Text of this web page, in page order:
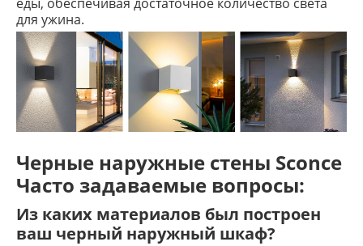
для ужина.
Черные наружные стены Sconce
Часто задаваемые вопросы:
Из каких материалов был построен
ваш черный наружный шкаф?